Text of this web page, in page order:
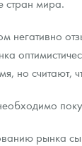
платины на 2026
стран мира.
негативно
но считают,
рынка